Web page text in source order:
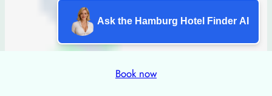
Book now
Ask the Hamburg Hotel Finder AI